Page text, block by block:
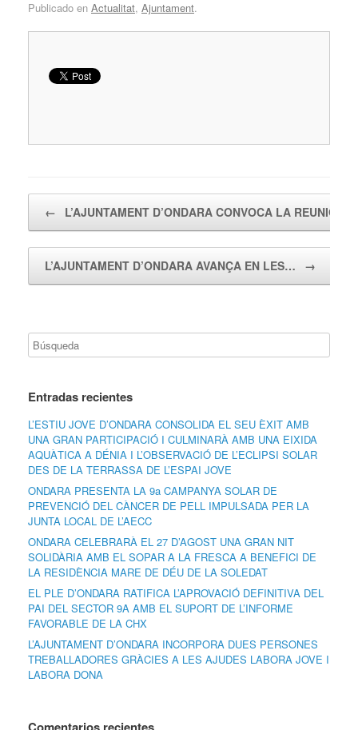
Publicado en Actualitat, Ajuntament.
← L’AJUNTAMENT D’ONDARA CONVOCA LA REUNIÓ…
L’AJUNTAMENT D’ONDARA AVANÇA EN LES… →
Entradas recientes
L’ESTIU JOVE D’ONDARA CONSOLIDA EL SEU ÈXIT AMB
UNA GRAN PARTICIPACIÓ I CULMINARÀ AMB UNA EIXIDA
AQUÀTICA A DÉNIA I L’OBSERVACIÓ DE L’ECLIPSI SOLAR
DES DE LA TERRASSA DE L’ESPAI JOVE
ONDARA PRESENTA LA 9a CAMPANYA SOLAR DE
PREVENCIÓ DEL CÀNCER DE PELL IMPULSADA PER LA
JUNTA LOCAL DE L’AECC
ONDARA CELEBRARÀ EL 27 D’AGOST UNA GRAN NIT
SOLIDÀRIA AMB EL SOPAR A LA FRESCA A BENEFICI DE
LA RESIDÈNCIA MARE DE DÉU DE LA SOLEDAT
EL PLE D’ONDARA RATIFICA L’APROVACIÓ DEFINITIVA DEL
PAI DEL SECTOR 9A AMB EL SUPORT DE L’INFORME
FAVORABLE DE LA CHX
L’AJUNTAMENT D’ONDARA INCORPORA DUES PERSONES
TREBALLADORES GRÀCIES A LES AJUDES LABORA JOVE I
LABORA DONA